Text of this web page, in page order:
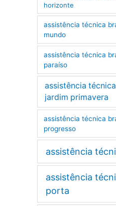
horizonte
assistência técnica
mundo
assistência técnica
paraíso
assistência
jardim primavera
assistência técnica
progresso
assistência
assistência
porta